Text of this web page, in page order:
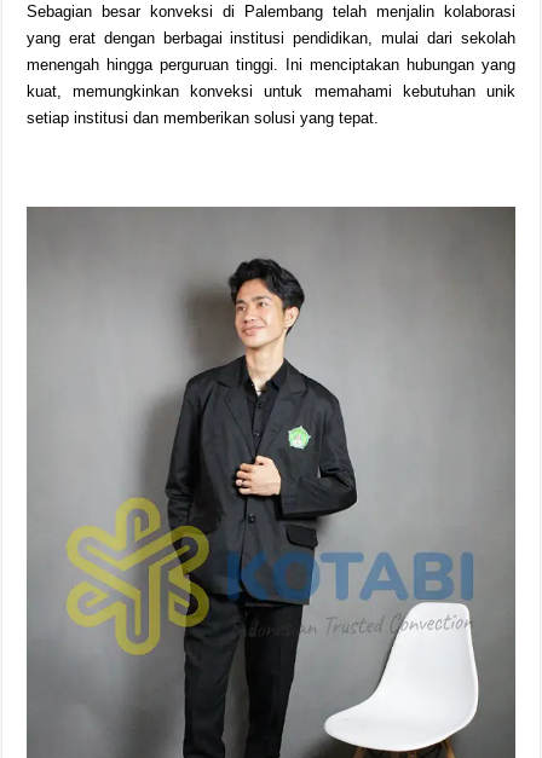
Sebagian besar konveksi di Palembang telah menjalin kolaborasi
yang erat dengan berbagai institusi pendidikan, mulai dari sekolah
menengah hingga perguruan tinggi. Ini menciptakan hubungan yang
kuat, memungkinkan konveksi untuk memahami kebutuhan unik
setiap institusi dan memberikan solusi yang tepat.